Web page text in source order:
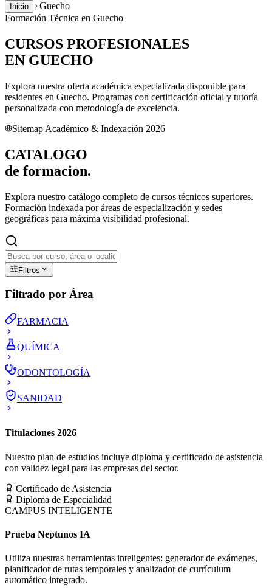
Inicio
Guecho
Formación Técnica en Guecho
CURSOS PROFESIONALES
EN GUECHO
Explora nuestra oferta académica especializada disponible para
residentes en Guecho. Programas con certificación oficial y tutoría
personalizada con metodología de excelencia.
Sitemap Académico & Indexación 2026
CATALOGO
de formacion.
Explora nuestro catálogo completo de cursos técnicos superiores.
Formación indexada por áreas de especialización y sedes
geográficas para máxima visibilidad profesional.
Filtros
Filtrado por Área
FARMACIA
QUÍMICA
ODONTOLOGÍA
SANIDAD
Titulaciones 2026
Nuestro plan de estudios incluye diploma y certificado de asistencia
con validez legal para las empresas del sector.
Certificado de Asistencia
Diploma de Especialidad
CAMPUS INTELIGENTE
Prueba Neptunos IA
Utiliza nuestras herramientas inteligentes: generador de exámenes,
planificador de rutas temporales y analizador de currículum
automático integrado.